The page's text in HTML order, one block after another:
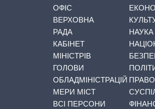
ОФІС
ВЕРХОВНА
РАДА
КАБІНЕТ
МІНІСТРІВ
ГОЛОВИ
ОБЛАДМІНІСТРАЦІЙ
МЕРИ МІСТ
ВСІ ПЕРСОНИ
НАУКА
ПРАВО